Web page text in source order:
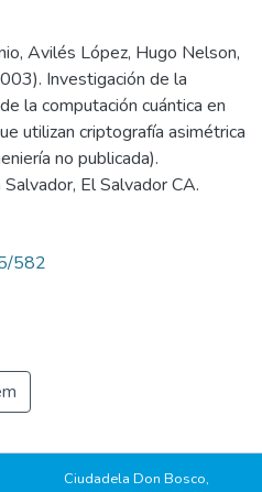
Avilés López, Hugo Nelson,
Investigación de la
la computación cuántica en
utilizan criptografía asimétrica
no publicada).
El Salvador CA.
582
Ciudadela Don Bosco,